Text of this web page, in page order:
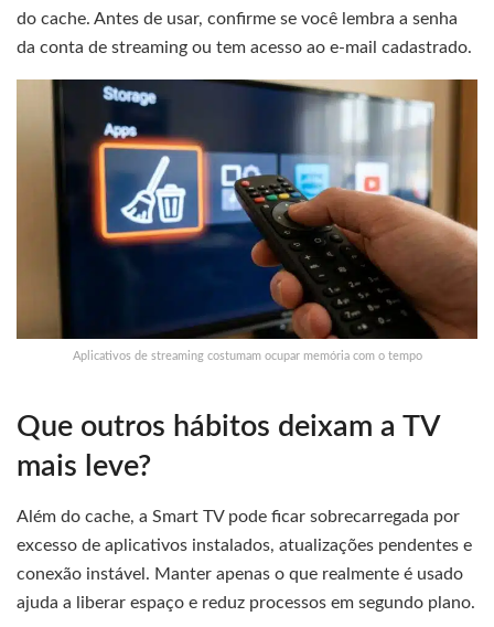
do cache. Antes de usar, confirme se você lembra a senha
da conta de streaming ou tem acesso ao e-mail cadastrado.
Aplicativos de streaming costumam ocupar memória com o tempo
Que outros hábitos deixam a TV
mais leve?
Além do cache, a Smart TV pode ficar sobrecarregada por
excesso de aplicativos instalados, atualizações pendentes e
conexão instável. Manter apenas o que realmente é usado
ajuda a liberar espaço e reduz processos em segundo plano.